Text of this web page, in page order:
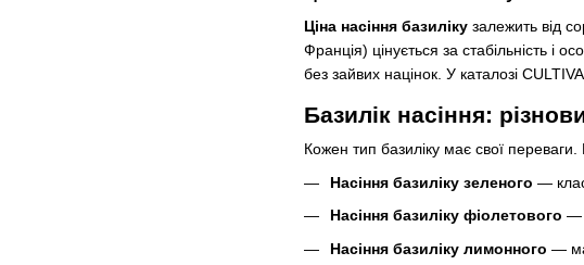
Ціна насіння базиліку залежить від
Франція) цінується за стабільність і
без зайвих націнок. У каталозі
Базилік насіння:
Кожен тип базиліку має свої
Насіння базиліку зеленого —
Насіння базиліку фіолетового —
Насіння базиліку лимонного —